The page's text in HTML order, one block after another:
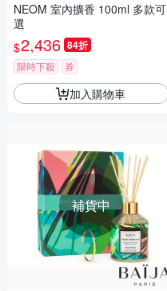
NEOM 室內擴香 100ml 多款可
選
$2,436 84折
限時下殺 券
加入購物車
補貨中